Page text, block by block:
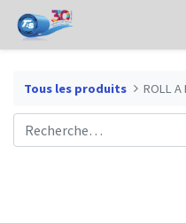
Tous les produits ROLL A